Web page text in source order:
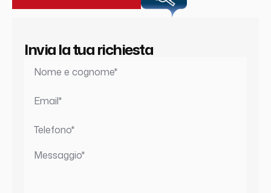
Invia la tua richiesta